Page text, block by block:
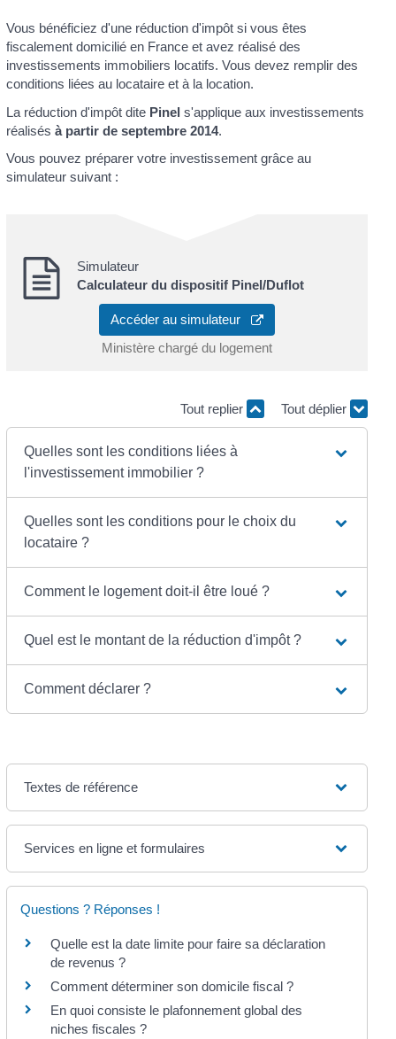
Vous bénéficiez d'une réduction d'impôt si vous êtes
fiscalement domicilié en France et avez réalisé des
investissements immobiliers locatifs. Vous devez remplir des
conditions liées au locataire et à la location.
La réduction d'impôt dite Pinel s'applique aux investissements
réalisés à partir de septembre 2014.
Vous pouvez préparer votre investissement grâce au
simulateur suivant :
Simulateur
Calculateur du dispositif Pinel/Duflot
Accéder au simulateur
Ministère chargé du logement
Tout replier Tout déplier
Quelles sont les conditions liées à
l'investissement immobilier ?
Quelles sont les conditions pour le choix du
locataire ?
Comment le logement doit-il être loué ?
Quel est le montant de la réduction d'impôt ?
Comment déclarer ?
Textes de référence
Services en ligne et formulaires
Questions ? Réponses !
Quelle est la date limite pour faire sa déclaration
de revenus ?
Comment déterminer son domicile fiscal ?
En quoi consiste le plafonnement global des
niches fiscales ?